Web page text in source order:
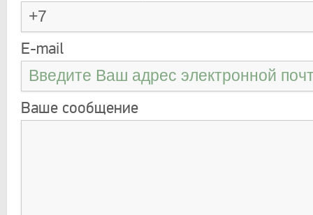
E-mail
Ваше сообщение